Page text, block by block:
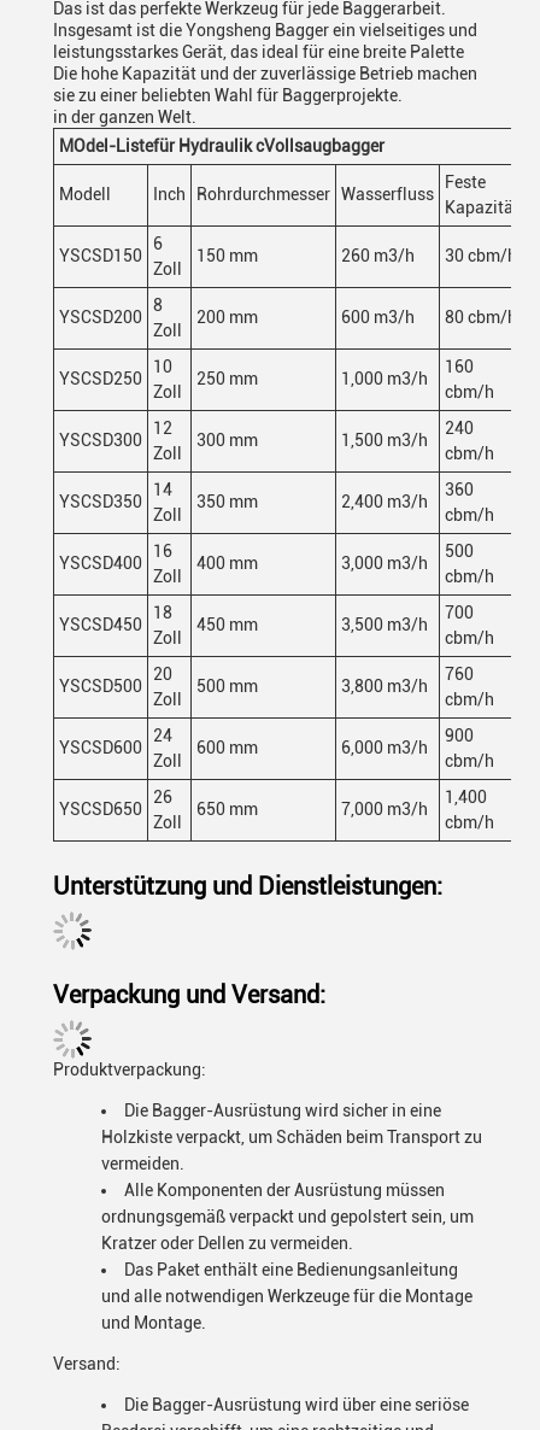
Das ist das perfekte Werkzeug für jede Baggerarbeit.
Insgesamt ist die Yongsheng Bagger ein vielseitiges und
leistungsstarkes Gerät, das ideal für eine breite Palette
Die hohe Kapazität und der zuverlässige Betrieb machen
sie zu einer beliebten Wahl für Baggerprojekte.
in der ganzen Welt.
MOdel-Listefür Hydraulik cVollsaugbagger
Modell Inch Rohrdurchmesser Wasserfluss
Feste
Kapazität
YSCSD150
6
Zoll
150 mm 260 m3/h 30 cbm/h
YSCSD200
8
Zoll
200 mm 600 m3/h 80 cbm/h
YSCSD250
10
Zoll
250 mm 1,000 m3/h
160
cbm/h
YSCSD300
12
Zoll
300 mm 1,500 m3/h
240
cbm/h
YSCSD350
14
Zoll
350 mm 2,400 m3/h
360
cbm/h
YSCSD400
16
Zoll
400 mm 3,000 m3/h
500
cbm/h
YSCSD450
18
Zoll
450 mm 3,500 m3/h
700
cbm/h
YSCSD500
20
Zoll
500 mm 3,800 m3/h
760
cbm/h
YSCSD600
24
Zoll
600 mm 6,000 m3/h
900
cbm/h
YSCSD650
26
Zoll
650 mm 7,000 m3/h
1,400
cbm/h
Unterstützung und Dienstleistungen:
Verpackung und Versand:
Produktverpackung:
Die Bagger-Ausrüstung wird sicher in eine
Holzkiste verpackt, um Schäden beim Transport zu
vermeiden.
Alle Komponenten der Ausrüstung müssen
ordnungsgemäß verpackt und gepolstert sein, um
Kratzer oder Dellen zu vermeiden.
Das Paket enthält eine Bedienungsanleitung
und alle notwendigen Werkzeuge für die Montage
und Montage.
Versand:
Die Bagger-Ausrüstung wird über eine seriöse